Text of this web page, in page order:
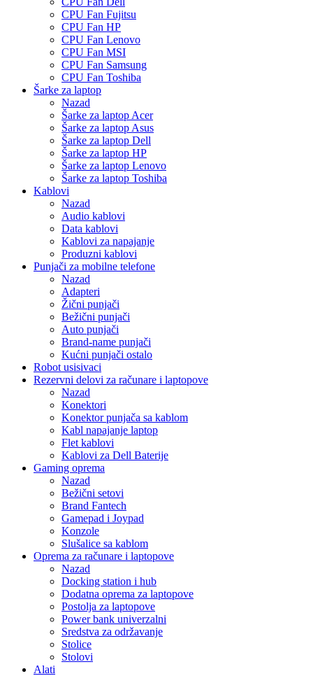
CPU Fan Fujitsu
CPU Fan HP
CPU Fan Lenovo
CPU Fan MSI
CPU Fan Samsung
CPU Fan Toshiba
Šarke za laptop
Nazad
Šarke za laptop Acer
Šarke za laptop Asus
Šarke za laptop Dell
Šarke za laptop HP
Šarke za laptop Lenovo
Šarke za laptop Toshiba
Kablovi
Nazad
Audio kablovi
Data kablovi
Kablovi za napajanje
Produzni kablovi
Punjači za mobilne telefone
Nazad
Adapteri
Žični punjači
Bežični punjači
Auto punjači
Brand-name punjači
Kućni punjači ostalo
Robot usisivaci
Rezervni delovi za računare i laptopove
Nazad
Konektori
Konektor punjača sa kablom
Kabl napajanje laptop
Flet kablovi
Kablovi za Dell Baterije
Gaming oprema
Nazad
Bežični setovi
Brand Fantech
Gamepad i Joypad
Konzole
Slušalice sa kablom
Oprema za računare i laptopove
Nazad
Docking station i hub
Dodatna oprema za laptopove
Postolja za laptopove
Power bank univerzalni
Sredstva za održavanje
Stolice
Stolovi
Alati